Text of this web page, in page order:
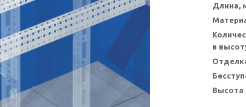
Длина,
в